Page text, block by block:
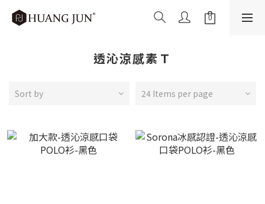
透沁涼感素Ｔ
Sort by 24 Items per page